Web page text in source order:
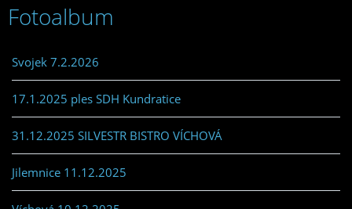
Fotoalbum
Svojek 7.2.2026
17.1.2025 ples SDH Kundratice
31.12.2025 SILVESTR BISTRO VÍCHOVÁ
Jilemnice 11.12.2025